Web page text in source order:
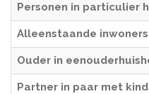
Personen in particulier
Alleenstaande inwoners
Ouder in
Partner in paar met